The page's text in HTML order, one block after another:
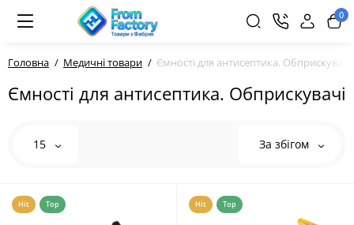
0
Головна Медичні товари Ємності для антисептика. Обприскувачі
Ємності для антисептика. Обприскувачі
15 За збігом
Hit Top Hit Top